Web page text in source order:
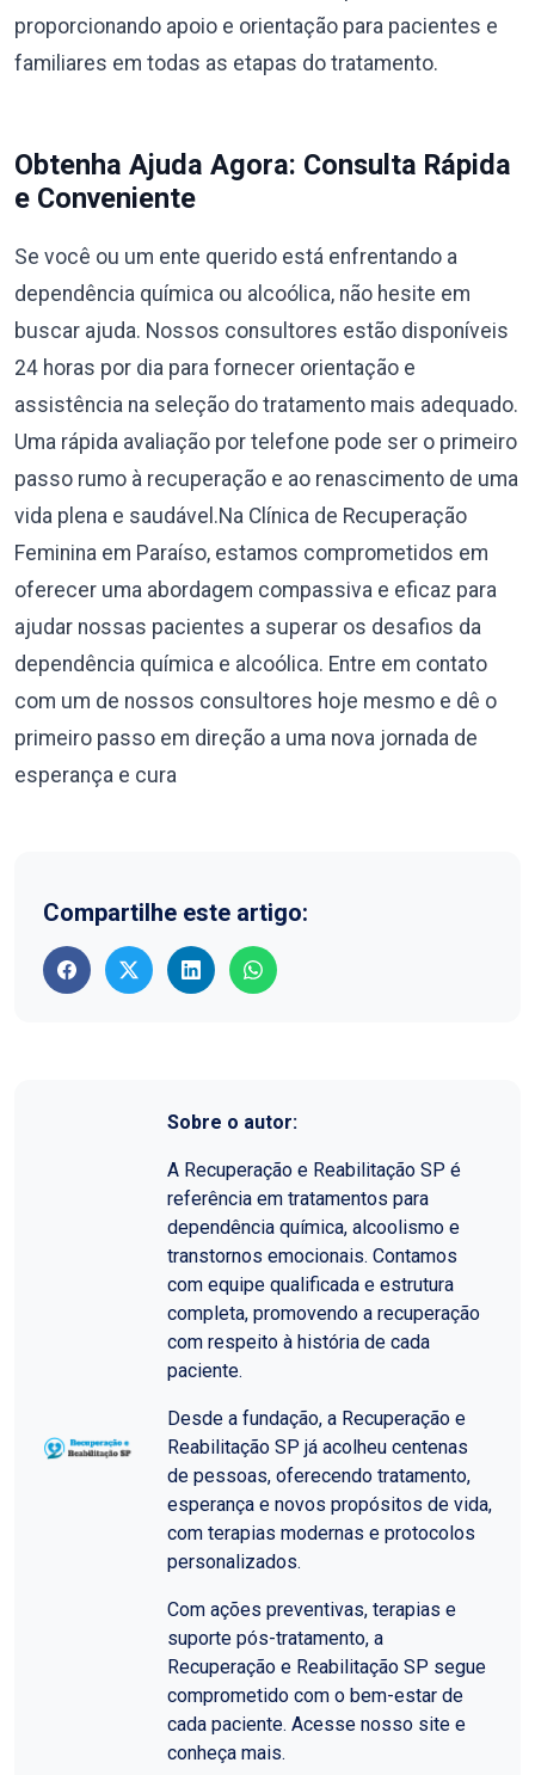
proporcionando apoio e orientação para pacientes e
familiares em todas as etapas do tratamento.
Obtenha Ajuda Agora: Consulta Rápida
e Conveniente
Se você ou um ente querido está enfrentando a
dependência química ou alcoólica, não hesite em
buscar ajuda. Nossos consultores estão disponíveis
24 horas por dia para fornecer orientação e
assistência na seleção do tratamento mais adequado.
Uma rápida avaliação por telefone pode ser o primeiro
passo rumo à recuperação e ao renascimento de uma
vida plena e saudável.Na Clínica de Recuperação
Feminina em Paraíso, estamos comprometidos em
oferecer uma abordagem compassiva e eficaz para
ajudar nossas pacientes a superar os desafios da
dependência química e alcoólica. Entre em contato
com um de nossos consultores hoje mesmo e dê o
primeiro passo em direção a uma nova jornada de
esperança e cura
Compartilhe este artigo:
Sobre o autor:
A Recuperação e Reabilitação SP é
referência em tratamentos para
dependência química, alcoolismo e
transtornos emocionais. Contamos
com equipe qualificada e estrutura
completa, promovendo a recuperação
com respeito à história de cada
paciente.
Desde a fundação, a Recuperação e
Reabilitação SP já acolheu centenas
de pessoas, oferecendo tratamento,
esperança e novos propósitos de vida,
com terapias modernas e protocolos
personalizados.
Com ações preventivas, terapias e
suporte pós-tratamento, a
Recuperação e Reabilitação SP segue
comprometido com o bem-estar de
cada paciente. Acesse nosso site e
conheça mais.